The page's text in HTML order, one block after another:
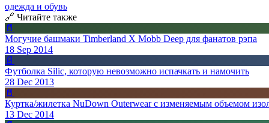
одежда и обувь
🔗 Читайте также
📄
Могучие башмаки Timberland X Mobb Deep для фанатов рэпа
18 Sep 2014
📄
Футболка Silic, которую невозможно испачкать и намочить
28 Dec 2013
📄
Куртка/жилетка NuDown Outerwear с изменяемым объемом
13 Dec 2014